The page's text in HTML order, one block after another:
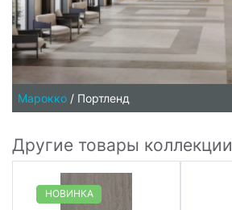
Марокко / Портленд
Другие товары коллекции
НОВИНКА